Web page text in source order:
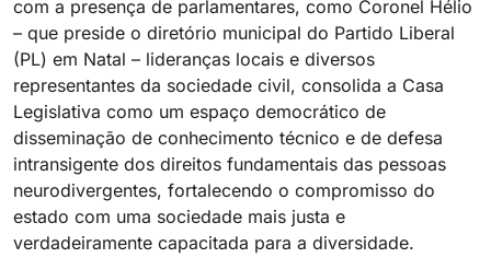
com a presença de parlamentares, como Coronel Hélio
– que preside o diretório municipal do Partido Liberal
(PL) em Natal – lideranças locais e diversos
representantes da sociedade civil, consolida a Casa
Legislativa como um espaço democrático de
disseminação de conhecimento técnico e de defesa
intransigente dos direitos fundamentais das pessoas
neurodivergentes, fortalecendo o compromisso do
estado com uma sociedade mais justa e
verdadeiramente capacitada para a diversidade.